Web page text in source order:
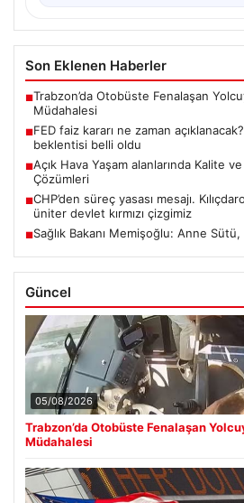
Son Eklenen Haberler
■Trabzon’da Otobüste Fenalaşan
Müdahalesi
■FED faiz kararı ne zaman
beklentisi belli oldu
■Açık Hava Yaşam alanlarında Kalite
Çözümleri
■CHP’den süreç yasası mesajı.
üniter devlet kırmızı çizgimiz
■Sağlık Bakanı Memişoğlu: Anne Sütü,
Güncel
05/08/2026
Trabzon’da Otobüste Fenalaşan
Müdahalesi